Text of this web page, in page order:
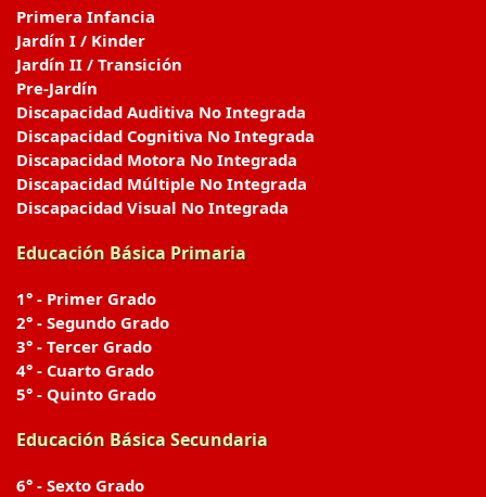
Primera Infancia
Jardín I / Kinder
Jardín II / Transición
Pre-Jardín
Discapacidad Auditiva No Integrada
Discapacidad Cognitiva No Integrada
Discapacidad Motora No Integrada
Discapacidad Múltiple No Integrada
Discapacidad Visual No Integrada
Educación Básica Primaria
1° - Primer Grado
2° - Segundo Grado
3° - Tercer Grado
4° - Cuarto Grado
5° - Quinto Grado
Educación Básica Secundaria
6° - Sexto Grado